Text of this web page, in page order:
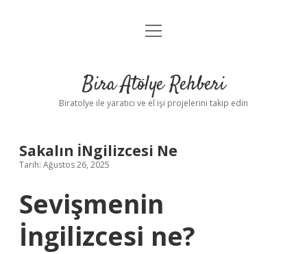
Anasayfa
Yasal Uyarı
menüyü
Bira Atölye Rehberi
Biratolye ile yaratıcı ve el işi projelerini takip edin
Sakalın İNgilizcesi Ne
Tarih: Ağustos 26, 2025
Sevişmenin
İngilizcesi ne?